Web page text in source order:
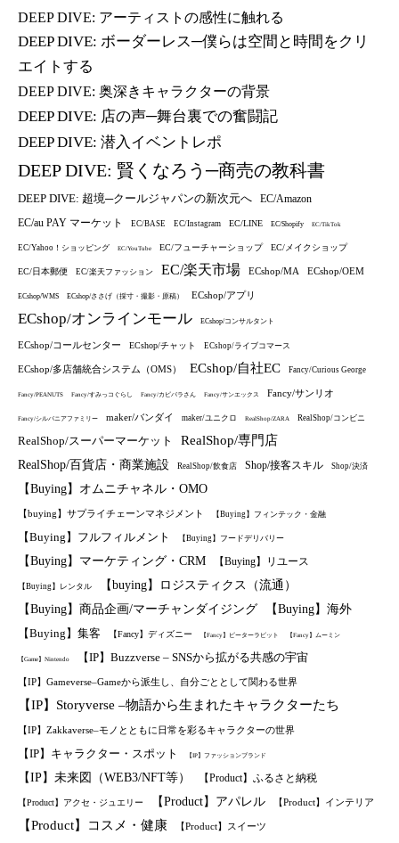
DEEP DIVE: アーティストの感性に触れる
DEEP DIVE: ボーダーレス─僕らは空間と時間をクリ
エイトする
DEEP DIVE: 奥深きキャラクターの背景
DEEP DIVE: 店の声─舞台裏での奮闘記
DEEP DIVE: 潜入イベントレポ
DEEP DIVE: 賢くなろう─商売の教科書
DEEP DIVE: 超境─クールジャパンの新次元へ EC/Amazon
EC/au PAY マーケット EC/BASE EC/Instagram EC/LINE EC/Shopify EC/TikTok
EC/Yahoo！ショッピング EC/YouTube EC/フューチャーショップ EC/メイクショップ
EC/日本郵便 EC/楽天ファッション EC/楽天市場 ECshop/MA ECshop/OEM
ECshop/WMS ECshop/ささげ（採寸・撮影・原稿） ECshop/アプリ
ECshop/オンラインモール ECshop/コンサルタント
ECshop/コールセンター ECshop/チャット ECshop/ライブコマース
ECshop/多店舗統合システム（OMS） ECshop/自社EC Fancy/Curious George
Fancy/PEANUTS Fancy/すみっコぐらし Fancy/カピバラさん Fancy/サンエックス Fancy/サンリオ
Fancy/シルバニアファミリー maker/バンダイ maker/ユニクロ RealShop/ZARA RealShop/コンビニ
RealShop/スーパーマーケット RealShop/専門店
RealShop/百貨店・商業施設 RealShop/飲食店 Shop/接客スキル Shop/決済
【Buying】オムニチャネル・OMO
【buying】サプライチェーンマネジメント 【Buying】フィンテック・金融
【Buying】フルフィルメント 【Buying】フードデリバリー
【Buying】マーケティング・CRM 【Buying】リユース
【Buying】レンタル
【buying】ロジスティクス（流通）
【Buying】商品企画/マーチャンダイジング
【Buying】海外
【Buying】集客
【Fancy】ディズニー 【Fancy】ピーターラビット 【Fancy】ムーミン
【Game】Nintendo 【IP】Buzzverse – SNSから拡がる共感の宇宙
【IP】Gameverse–Gameから派生し、自分ごととして関わる世界
【IP】Storyverse –物語から生まれたキャラクターたち
【IP】Zakkaverse–モノとともに日常を彩るキャラクターの世界
【IP】キャラクター・スポット 【IP】ファッションブランド
【IP】未来図（WEB3/NFT等） 【Product】ふるさと納税
【Product】アクセ・ジュエリー 【Product】アパレル 【Product】インテリア
【Product】コスメ・健康 【Product】スイーツ